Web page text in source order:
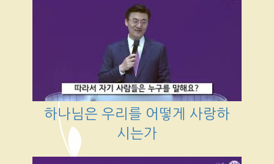
하나님은 우리를 어떻게 사랑하
시는가